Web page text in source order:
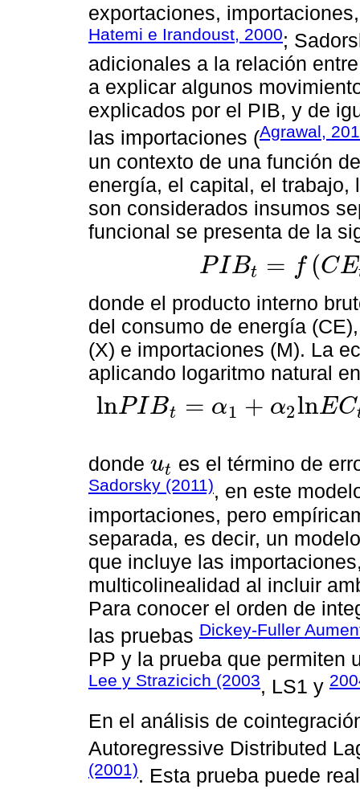
exportaciones,
Hatemi e Irandoust, 2000;
adicionales a la relación
a explicar algunos
explicados por el PIB, y de
las importaciones (Agrawal,
un contexto de una función
energía, el capital, el
son considerados insumos
funcional se presenta de la
PIBt = f (CE
PI t=f CEt,K Lt,X Mt
donde el producto interno
del consumo de energía
(X) e importaciones (M). La
aplicando logaritmo natural
lnPIBt = α1 + α2lnEC
lnPIBt= α1 +α2l nE Ct+α lnK t+ 4lnL +α5ln Xt+α6lnMt+
donde ut
ut es el término de
Sadorsky (2011), en este
importaciones, pero
separada, es decir, un
que incluye las
multicolinealidad al incluir
Para conocer el orden de
las pruebas Dickey-Fuller
PP y la prueba que permiten
Lee y Strazicich (2003, LS1 y
En el análisis de
Autoregressive Distributed
(2001). Esta prueba puede